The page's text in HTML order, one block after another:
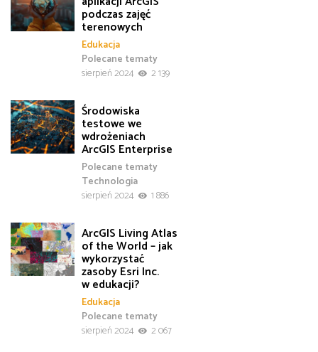
podczas zajęć
terenowych
Edukacja
Polecane tematy
sierpień 2024
2 139
Środowiska
testowe we
wdrożeniach
ArcGIS Enterprise
Polecane tematy
Technologia
sierpień 2024
1 886
ArcGIS Living Atlas
of the World – jak
wykorzystać
zasoby Esri Inc.
w edukacji?
Edukacja
Polecane tematy
sierpień 2024
2 067